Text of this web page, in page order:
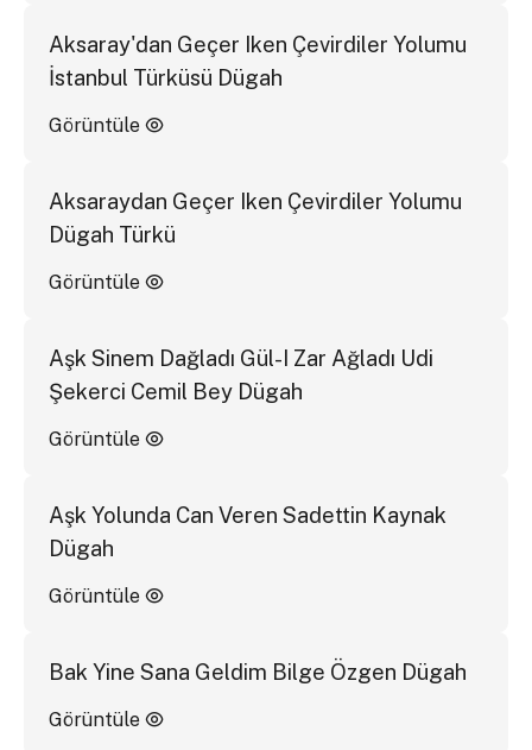
Aksaray'dan Geçer Iken Çevirdiler Yolumu
İstanbul Türküsü Dügah
Görüntüle
Aksaraydan Geçer Iken Çevirdiler Yolumu
Dügah Türkü
Görüntüle
Aşk Sinem Dağladı Gül-I Zar Ağladı Udi
Şekerci Cemil Bey Dügah
Görüntüle
Aşk Yolunda Can Veren Sadettin Kaynak
Dügah
Görüntüle
Bak Yine Sana Geldim Bilge Özgen Dügah
Görüntüle